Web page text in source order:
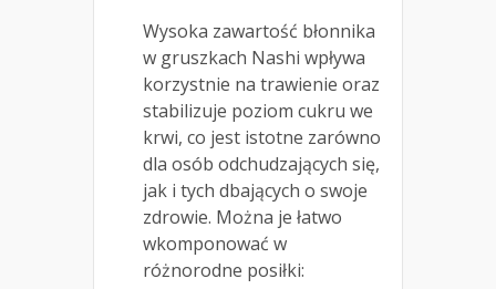
Wysoka zawartość błonnika
w gruszkach Nashi wpływa
korzystnie na trawienie oraz
stabilizuje poziom cukru we
krwi, co jest istotne zarówno
dla osób odchudzających się,
jak i tych dbających o swoje
zdrowie. Można je łatwo
wkomponować w
różnorodne posiłki: